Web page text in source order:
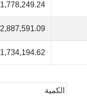
1,778,249.24
2,887,591.09
1,734,194.62
الكمية